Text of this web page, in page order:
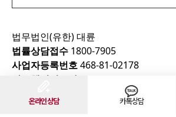
온라인상담 카톡상담
법무법인(유한) 대륜
법률상담접수 1800-7905
사업자등록번호468-81-02178
광고책임변호사
Copyright 2022 법무법인(유한) 대륜 all